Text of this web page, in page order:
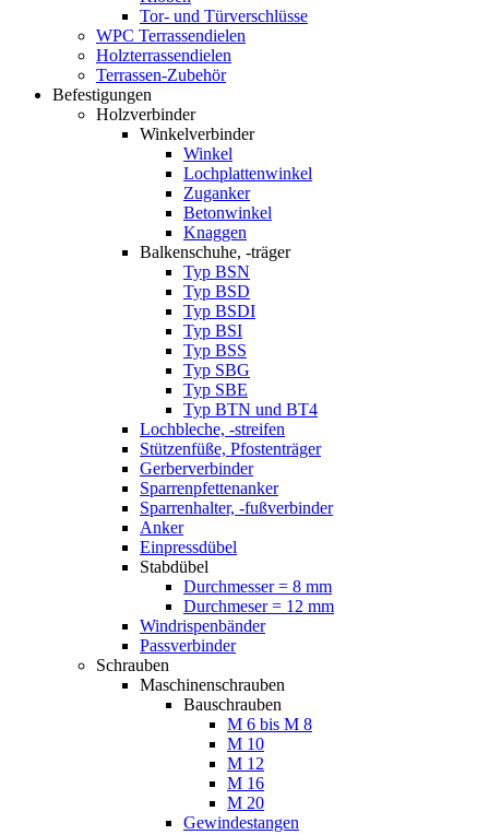
Tor- und Türverschlüsse
WPC Terrassendielen
Holzterrassendielen
Terrassen-Zubehör
Befestigungen
Holzverbinder
Winkelverbinder
Winkel
Lochplattenwinkel
Zuganker
Betonwinkel
Knaggen
Balkenschuhe, -träger
Typ BSN
Typ BSD
Typ BSDI
Typ BSI
Typ BSS
Typ SBG
Typ SBE
Typ BTN und BT4
Lochbleche, -streifen
Stützenfüße, Pfostenträger
Gerberverbinder
Sparrenpfettenanker
Sparrenhalter, -fußverbinder
Anker
Einpressdübel
Stabdübel
Durchmesser = 8 mm
Durchmeser = 12 mm
Windrispenbänder
Passverbinder
Schrauben
Maschinenschrauben
Bauschrauben
M 6 bis M 8
M 10
M 12
M 16
M 20
Gewindestangen